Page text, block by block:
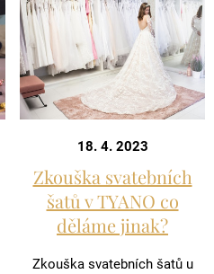
18. 4. 2023
Zkouška svatebních
šatů v TYANO co
děláme jinak?
Zkouška svatebních šatů u